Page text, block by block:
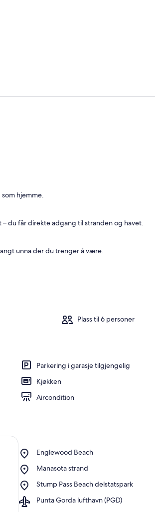
hjemme.
du får direkte adgang til stranden og havet.
unna der du trenger å være.
Plass til 6 personer
Parkering i garasje tilgjengelig
Kjøkken
Aircondition
Englewood Beach
Place,
Beach
Manasota strand
Place,
strand
Stump Pass Beach delstatspark
Place,
Pass
Punta Gorda lufthavn (PGD)
Airport,